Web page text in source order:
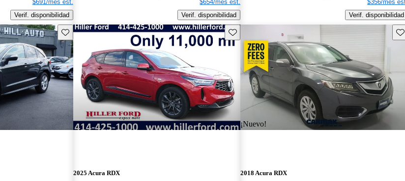
$691/mes est.
Verif. disponibilidad
$654/mes est.
Verif. disponibilidad
$356/mes
Verif. disponibilidad
Guarda este Aviso Guarda este Aviso
2025 Acura RDX
¡Nuevo!
2018 Acura RDX